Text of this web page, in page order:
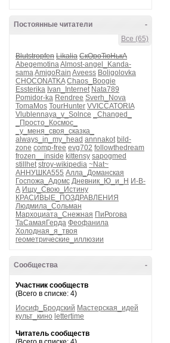
-
Постоянные читатели
Все (65)
Blutstropfen Likalia СкОроТюНькА
AbegemotinaAlmost-angel_Kanda-
samaAmigoRain Aveess Boligolovka
CHOCONATKA Chaos_Boogie
Essterika Ivan_Internet Nata789
Pomidor-ka Rendree Sverh_Nova
TomaMos TourHunter VVICCATORIA
Vlublennaya_v_Solnce
_Changed_
_Просто_Космос_
_у_меня_своя_сказка_
always_in_my_head annnakot bild-
zone comp-free evg702 followthedream
frozen__inside kittensy sapogmed
stillhet stroy-wikipedia ~Nat~
АННУШКА555 Алла_Доманская
Госпожа_Адомс Дневник_Ю_и_Н И-В-
А Ищу_Свою_Истину
КРАСИВЫЕ_ПОЗДРАВЛЕНИЯ
Людмила_Сольман
Мархоциата_Снежная ПиРогова
ТаСамаяГерда Феофанила
Холодная_я_твоя
геометрические_иллюзии
-
Сообщества
Участник сообществ
(Всего в списке: 4)
Иосиф_Бродский Мастерская_идей
культ_кино lettertime
Читатель сообществ